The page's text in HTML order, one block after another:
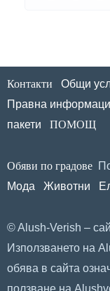
Контакти Общи
Правна
пакети
ПОМОЩ
Обяви по градове
Мода
Животни
© Alush-Verish –
Използването на
обява в сайта
ползване на